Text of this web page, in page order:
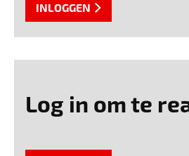
INLOGGEN
Log in om te